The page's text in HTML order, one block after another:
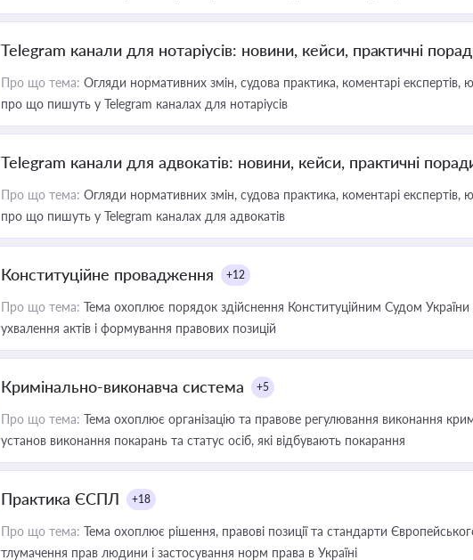
Telegram канали для нотаріусів: новини, кейси, практичні
Про що тема: Огляди нормативних змін, судова практика, коментарі експертів,
про що пишуть у Telegram каналах для нотаріусів
Telegram канали для адвокатів: новини, кейси, практичні
Про що тема: Огляди нормативних змін, судова практика, коментарі експертів,
про що пишуть у Telegram каналах для адвокатів
Конституційне провадження +12
Про що тема: Тема охоплює порядок здійснення Конституційним Судом
ухвалення актів і формування правових позицій
Кримінально-виконавча система +5
Про що тема: Тема охоплює організацію та правове регулювання виконання
установ виконання покарань та статус осіб, які відбувають покарання
Практика ЄСПЛ +18
Про що тема: Тема охоплює рішення, правові позиції та стандарти
тлумачення прав людини і застосування норм права в Україні